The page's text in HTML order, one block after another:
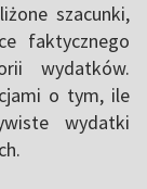
szacunki,
faktycznego
wydatków.
o tym, ile
wydatki